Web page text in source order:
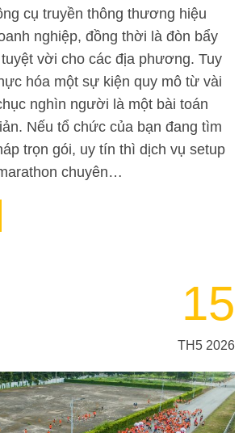
cụ truyền thông thương hiệu
nghiệp, đồng thời là đòn bẩy
vời cho các địa phương. Tuy
hóa một sự kiện quy mô từ vài
nghìn người là một bài toán
Nếu tổ chức của bạn đang tìm
trọn gói, uy tín thì dịch vụ setup
chuyên…
15
TH5 2026